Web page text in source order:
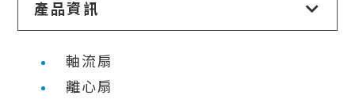
產品資訊
軸流扇
離心扇